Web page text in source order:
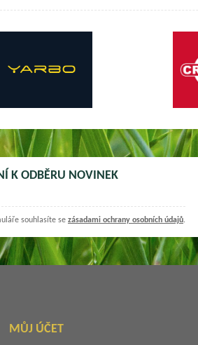
K ODBĚRU NOVINEK
souhlasíte se zásadami ochrany osobních údajů.
MŮJ ÚČET